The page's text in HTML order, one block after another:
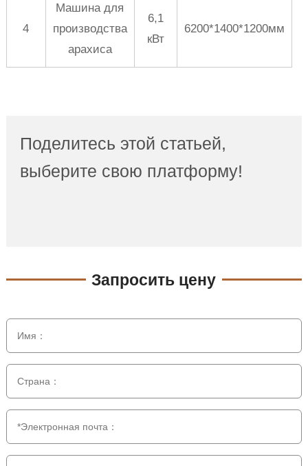
4
Машина для
производства
арахиса
6,1
кВт
6200*1400*1200мм
Поделитесь этой статьей,
выберите свою платформу!
Запросить цену